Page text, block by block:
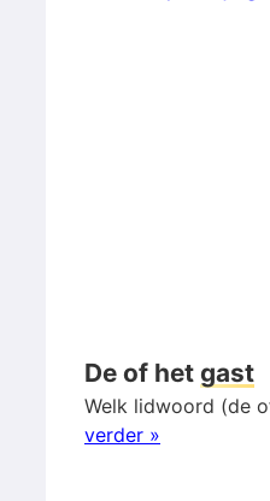
De of het gast
Welk lidwoord (de
verder »